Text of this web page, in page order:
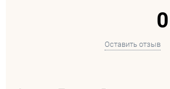
0
Оставить отзыв